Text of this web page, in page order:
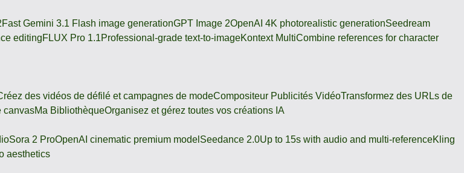
Fast Gemini 3.1 Flash image generationGPT Image 2OpenAI 4K photorealistic generationSeedream
editingFLUX Pro 1.1Professional-grade text-to-imageKontext MultiCombine references for character
des vidéos de défilé et campagnes de modeCompositeur Publicités VidéoTransformez des URLs de
canvasMa BibliothèqueOrganisez et gérez toutes vos créations IA
Sora 2 ProOpenAI cinematic premium model Seedance 2.0Up to 15s with audio and multi-referenceKling
aesthetics